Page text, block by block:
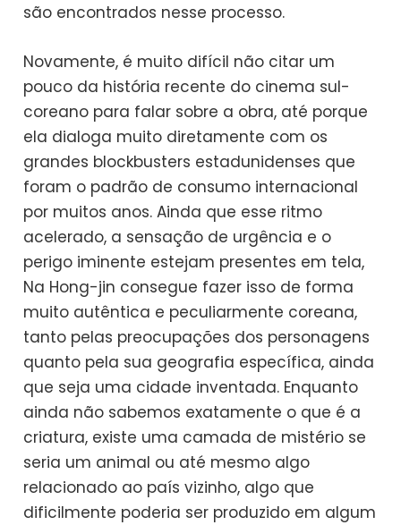
são encontrados nesse processo.
Novamente, é muito difícil não citar um
pouco da história recente do cinema sul-
coreano para falar sobre a obra, até porque
ela dialoga muito diretamente com os
grandes blockbusters estadunidenses que
foram o padrão de consumo internacional
por muitos anos. Ainda que esse ritmo
acelerado, a sensação de urgência e o
perigo iminente estejam presentes em tela,
Na Hong-jin consegue fazer isso de forma
muito autêntica e peculiarmente coreana,
tanto pelas preocupações dos personagens
quanto pela sua geografia específica, ainda
que seja uma cidade inventada. Enquanto
ainda não sabemos exatamente o que é a
criatura, existe uma camada de mistério se
seria um animal ou até mesmo algo
relacionado ao país vizinho, algo que
dificilmente poderia ser produzido em algum